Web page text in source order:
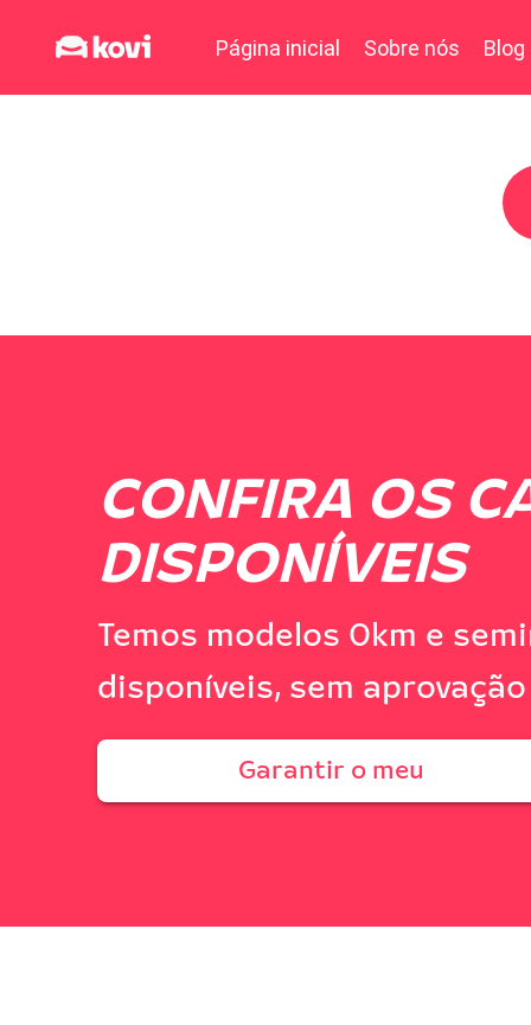
Página inicial Sobre nós Blog
CONFIRA OS
DISPONÍVEIS
Temos modelos 0km e
disponíveis, sem
Garantir o meu